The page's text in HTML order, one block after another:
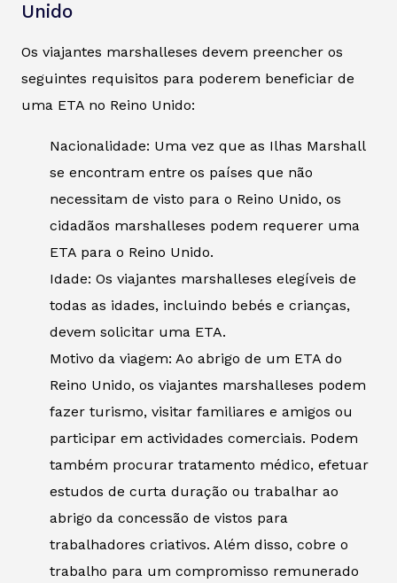
Unido
Os viajantes marshalleses devem preencher os
seguintes requisitos para poderem beneficiar de
uma ETA no Reino Unido:
Nacionalidade: Uma vez que as Ilhas Marshall
se encontram entre os países que não
necessitam de visto para o Reino Unido, os
cidadãos marshalleses podem requerer uma
ETA para o Reino Unido.
Idade: Os viajantes marshalleses elegíveis de
todas as idades, incluindo bebés e crianças,
devem solicitar uma ETA.
Motivo da viagem: Ao abrigo de um ETA do
Reino Unido, os viajantes marshalleses podem
fazer turismo, visitar familiares e amigos ou
participar em actividades comerciais. Podem
também procurar tratamento médico, efetuar
estudos de curta duração ou trabalhar ao
abrigo da concessão de vistos para
trabalhadores criativos. Além disso, cobre o
trabalho para um compromisso remunerado